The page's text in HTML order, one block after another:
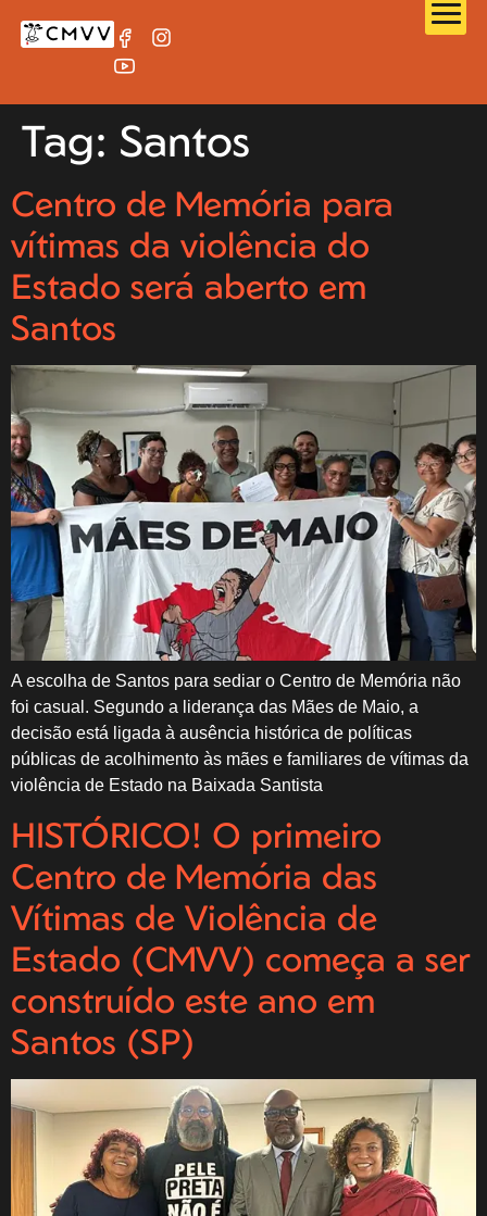
Tag: Santos
Centro de Memória para
vítimas da violência do
Estado será aberto em
Santos
A escolha de Santos para sediar o Centro de Memória não
foi casual. Segundo a liderança das Mães de Maio, a
decisão está ligada à ausência histórica de políticas
públicas de acolhimento às mães e familiares de vítimas da
violência de Estado na Baixada Santista
HISTÓRICO! O primeiro
Centro de Memória das
Vítimas de Violência de
Estado (CMVV) começa a ser
construído este ano em
Santos (SP)